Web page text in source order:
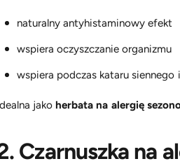
naturalny antyhistaminowy efekt
wspiera oczyszczanie organizmu
wspiera podczas kataru siennego
jako herbata na alergię
Czarnuszka na